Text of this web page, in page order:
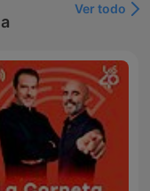
Ver todo